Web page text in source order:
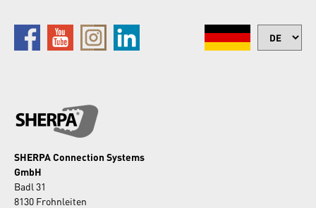
SHERPA Connection Systems
GmbH
Badl 31
8130 Frohnleiten